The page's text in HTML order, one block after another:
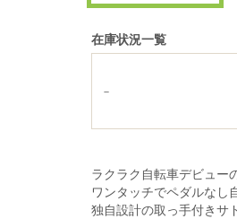
在庫状況一覧
－
ラクラク自転車デビュー
ワンタッチでペダルなし
独自設計の取っ手付きサ